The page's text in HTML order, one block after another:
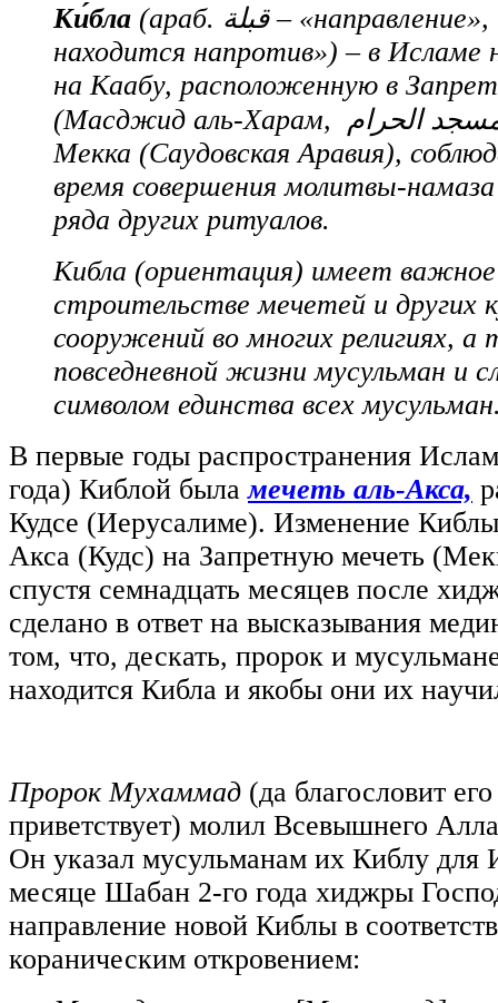
Ки́бла (араб. قبلة‎‎‒
находится напротив») ‒ в Исламе
на Каабу, расположенную в
(Масджид аль-Харам, الحرام
Мекка (Саудовская Аравия),
время совершения молитвы-намаза
ряда других ритуалов.
Кибла (ориентация) имеет важное
строительстве мечетей и других
сооружений во многих религиях, а
повседневной жизни мусульман и
символом единства всех
В первые годы распространения
года) Киблой быламечеть аль-Акса,
Кудсе (Иерусалиме). Изменение
Акса (Кудс) на Запретную мечеть
спустя семнадцать месяцев после
сделано в ответ на высказывания
том, что, дескать, пророк и
находится Кибла и якобы они их
Пророк Мухаммад (да благословит
приветствует) молил Всевышнего
Он указал мусульманам их Киблу для
месяце Шабан 2-го года хиджры
направление новой Киблы в
кораническим откровением: